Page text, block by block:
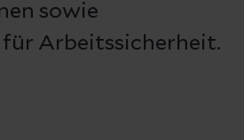
sowie
für Arbeitssicherheit.